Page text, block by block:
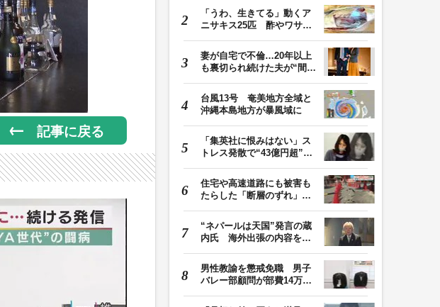
記事に戻る
「うわ、生きてる」動くア
ニサキス25匹 酢やワサビ
妻が自宅で不倫…20年以上
も裏切られ続けた夫が“間
台風13号 奄美地方全域と
沖縄本島地方が暴風域に
「集英社に恨みはない」ス
トレス発散で“43億円超”の
住宅や高速道路にも被害も
たらした「断層のずれ」
“ネパールは天国”発言の蔵
内氏 海外出張の内容を説
男性教諭を懲戒免職 男子
バレー部顧問が部費14万円